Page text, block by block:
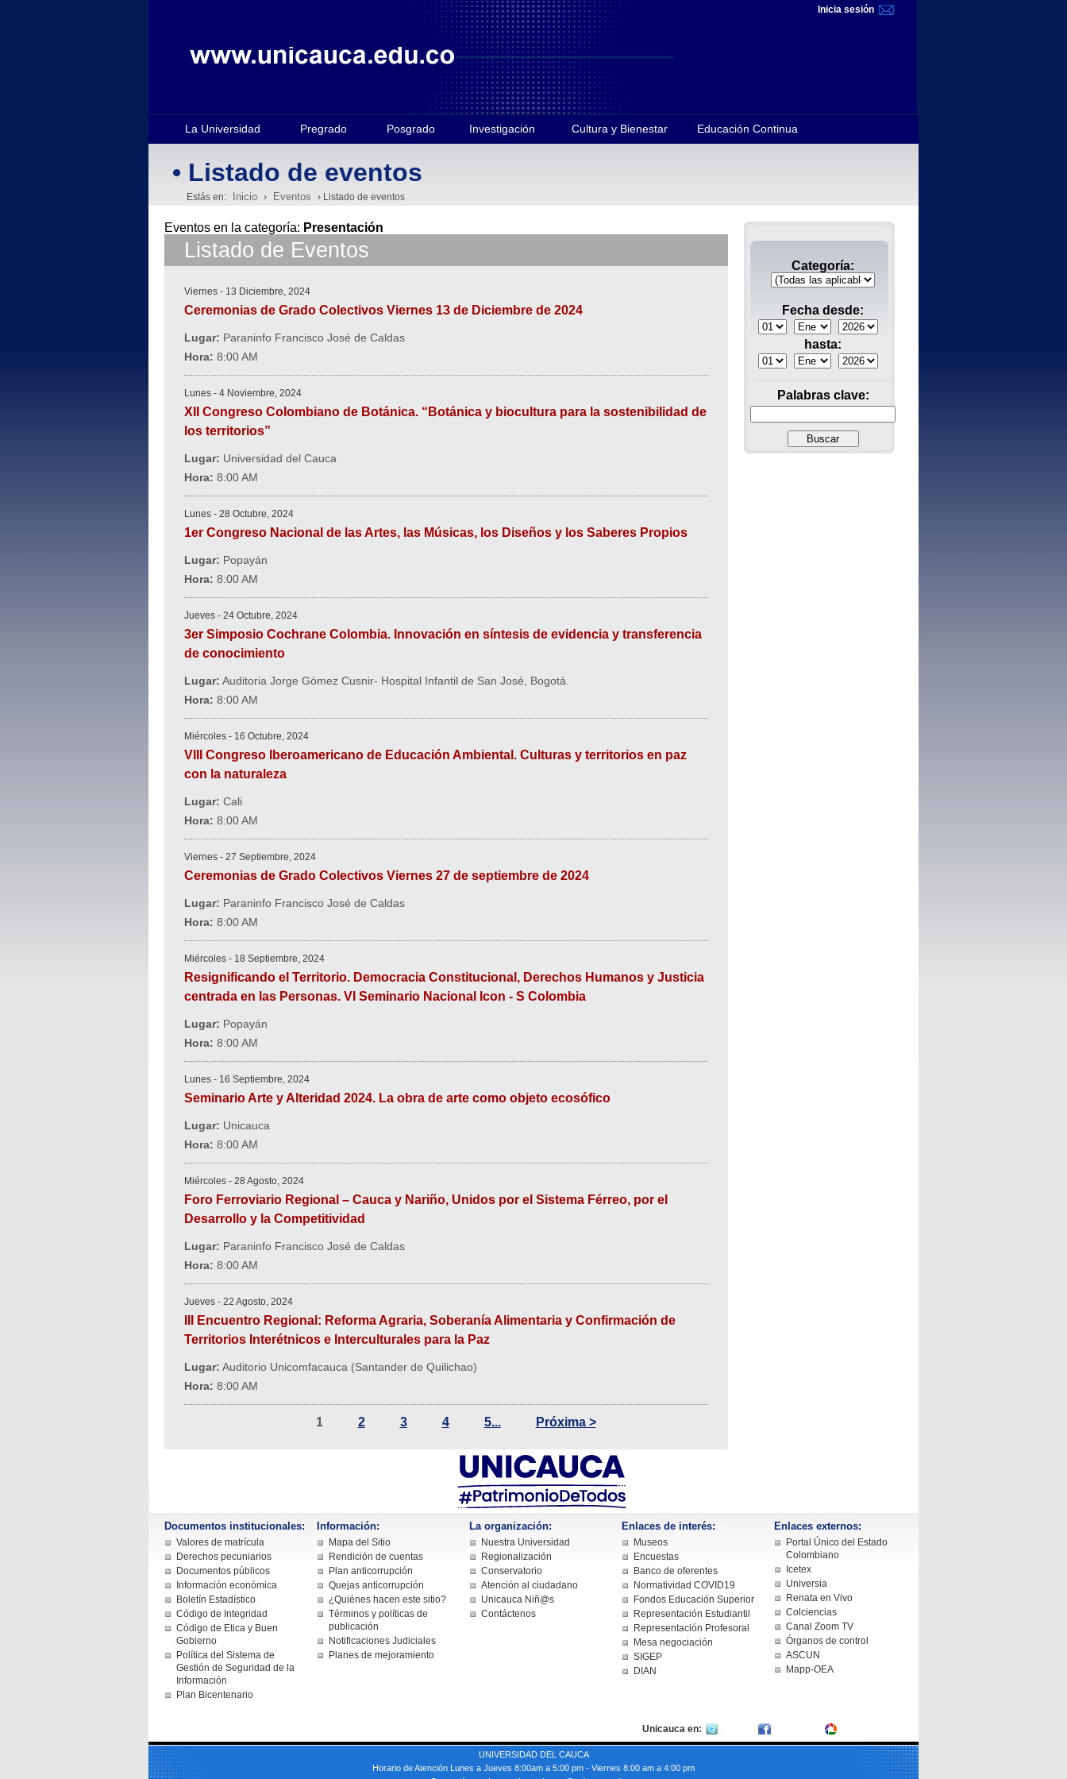
Inicia sesión
La Universidad Pregrado Posgrado Investigación Cultura y Bienestar Educación Continua
• Listado de eventos
Estás en: Inicio › Eventos › Listado de eventos
Eventos en la categoría: Presentación
Listado de Eventos
Viernes - 13 Diciembre, 2024
Ceremonias de Grado Colectivos Viernes 13 de Diciembre de 2024
Lugar: Paraninfo Francisco José de Caldas
Hora: 8:00 AM
Lunes - 4 Noviembre, 2024
XII Congreso Colombiano de Botánica. “Botánica y biocultura para la sostenibilidad de
los territorios”
Lugar: Universidad del Cauca
Hora: 8:00 AM
Lunes - 28 Octubre, 2024
1er Congreso Nacional de las Artes, las Músicas, los Diseños y los Saberes Propios
Lugar: Popayán
Hora: 8:00 AM
Jueves - 24 Octubre, 2024
3er Simposio Cochrane Colombia. Innovación en síntesis de evidencia y transferencia
de conocimiento
Lugar: Auditoria Jorge Gómez Cusnir- Hospital Infantil de San José, Bogotá.
Hora: 8:00 AM
Miércoles - 16 Octubre, 2024
VIII Congreso Iberoamericano de Educación Ambiental. Culturas y territorios en paz
con la naturaleza
Lugar: Cali
Hora: 8:00 AM
Viernes - 27 Septiembre, 2024
Ceremonias de Grado Colectivos Viernes 27 de septiembre de 2024
Lugar: Paraninfo Francisco José de Caldas
Hora: 8:00 AM
Miércoles - 18 Septiembre, 2024
Resignificando el Territorio. Democracia Constitucional, Derechos Humanos y Justicia
centrada en las Personas. VI Seminario Nacional Icon - S Colombia
Lugar: Popayán
Hora: 8:00 AM
Lunes - 16 Septiembre, 2024
Seminario Arte y Alteridad 2024. La obra de arte como objeto ecosófico
Lugar: Unicauca
Hora: 8:00 AM
Miércoles - 28 Agosto, 2024
Foro Ferroviario Regional – Cauca y Nariño, Unidos por el Sistema Férreo, por el
Desarrollo y la Competitividad
Lugar: Paraninfo Francisco José de Caldas
Hora: 8:00 AM
Jueves - 22 Agosto, 2024
III Encuentro Regional: Reforma Agraria, Soberanía Alimentaria y Confirmación de
Territorios Interétnicos e Interculturales para la Paz
Lugar: Auditorio Unicomfacauca (Santander de Quilichao)
Hora: 8:00 AM
1 2 3 4 5... Próxima >
Categoría:
Fecha desde:
hasta:
Palabras clave:
Documentos institucionales:
Valores de matrícula
Derechos pecuniarios
Documentos públicos
Información económica
Boletín Estadístico
Código de Integridad
Código de Etica y Buen
Gobierno
Política del Sistema de
Gestión de Seguridad de la
Información
Plan Bicentenario
Información:
Mapa del Sitio
Rendición de cuentas
Plan anticorrupción
Quejas anticorrupción
¿Quiénes hacen este sitio?
Términos y políticas de
publicación
Notificaciones Judiciales
Planes de mejoramiento
La organización:
Nuestra Universidad
Regionalización
Conservatorio
Atención al ciudadano
Unicauca Niñ@s
Contáctenos
Enlaces de interés:
Museos
Encuestas
Banco de oferentes
Normatividad COVID19
Fondos Educación Superior
Representación Estudiantil
Representación Profesoral
Mesa negociación
SIGEP
DIAN
Enlaces externos:
Portal Único del Estado
Colombiano
Icetex
Universia
Renata en Vivo
Colciencias
Canal Zoom TV
Órganos de control
ASCUN
Mapp-OEA
Unicauca en:
UNIVERSIDAD DEL CAUCA
Horario de Atención Lunes a Jueves 8:00am a 5:00 pm - Viernes 8:00 am a 4:00 pm